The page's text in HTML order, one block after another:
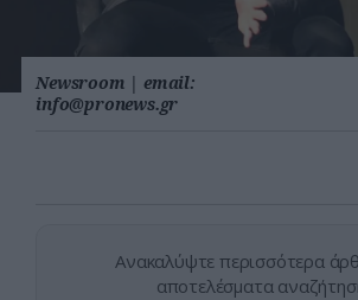
Newsroom | email:
info@pronews.gr
Ανακαλύψτε περισσότερα
αποτελέσματα